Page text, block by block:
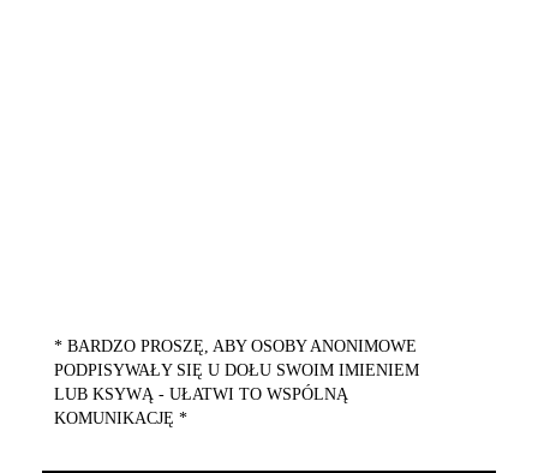
* BARDZO PROSZĘ, ABY OSOBY ANONIMOWE
PODPISYWAŁY SIĘ U DOŁU SWOIM IMIENIEM
LUB KSYWĄ - UŁATWI TO WSPÓLNĄ
KOMUNIKACJĘ *